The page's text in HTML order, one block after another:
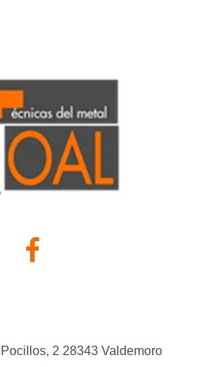
2 28343 Valdemoro